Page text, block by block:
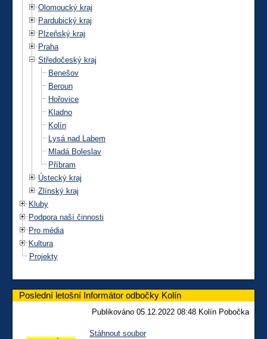
Olomoucký kraj
Pardubický kraj
Plzeňský kraj
Praha
Středočeský kraj
Benešov
Beroun
Hořovice
Kladno
Kolín
Lysá nad Labem
Mladá Boleslav
Příbram
Ústecký kraj
Zlínský kraj
Kluby
Podpora naší činnosti
Pro média
Kultura
Projekty
Poslední letošní Informátor odbočky Kolín
Publikováno 05.12.2022 08:48 Kolín Pobočka
Stáhnout soubor